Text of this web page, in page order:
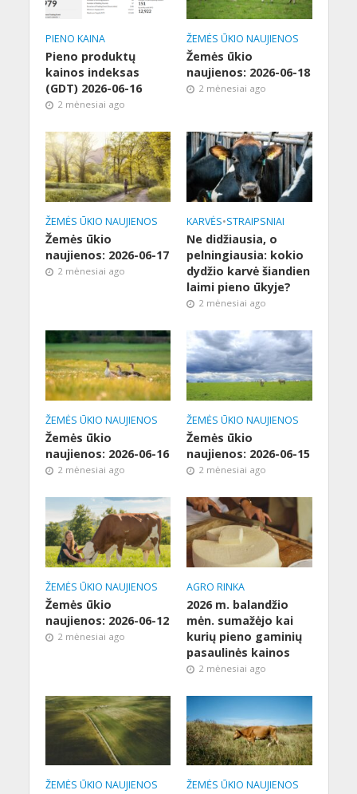
PIENO KAINA
Pieno produktų
kainos indeksas
(GDT) 2026-06-16
2 mėnesiai ago
ŽEMĖS ŪKIO NAUJIENOS
Žemės ūkio
naujienos: 2026-06-18
2 mėnesiai ago
ŽEMĖS ŪKIO NAUJIENOS
Žemės ūkio
naujienos: 2026-06-17
2 mėnesiai ago
KARVĖS•STRAIPSNIAI
Ne didžiausia, o
pelningiausia: kokio
dydžio karvė šiandien
laimi pieno ūkyje?
2 mėnesiai ago
ŽEMĖS ŪKIO NAUJIENOS
Žemės ūkio
naujienos: 2026-06-16
2 mėnesiai ago
ŽEMĖS ŪKIO NAUJIENOS
Žemės ūkio
naujienos: 2026-06-15
2 mėnesiai ago
ŽEMĖS ŪKIO NAUJIENOS
Žemės ūkio
naujienos: 2026-06-12
2 mėnesiai ago
AGRO RINKA
2026 m. balandžio
mėn. sumažėjo kai
kurių pieno gaminių
pasaulinės kainos
2 mėnesiai ago
ŽEMĖS ŪKIO NAUJIENOS ŽEMĖS ŪKIO NAUJIENOS